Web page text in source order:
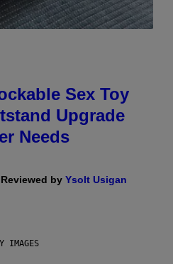
Sex Toy
Upgrade
Needs
by Ysolt Usigan
IMAGES